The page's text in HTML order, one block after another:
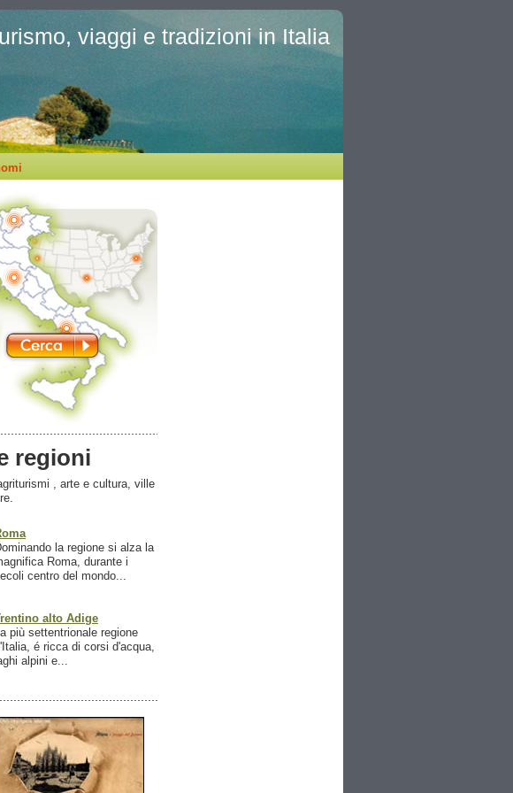
viaggi e tradizioni in Italia
regioni
, arte e cultura, ville
la regione si alza la
Roma, durante i
centro del mondo...
alto Adige
più settentrionale regione
é ricca di corsi d'acqua,
alpini e...